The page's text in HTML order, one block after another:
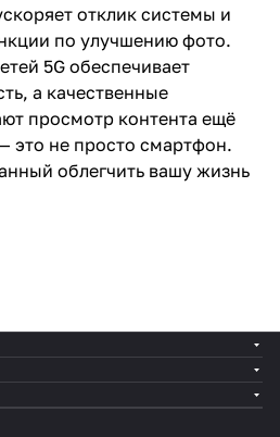
отклик системы и
по улучшению фото.
5G обеспечивает
а качественные
просмотр контента ещё
это не просто смартфон.
облегчить вашу жизнь